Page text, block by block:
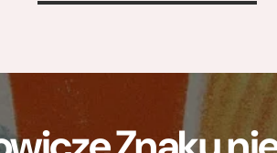
>